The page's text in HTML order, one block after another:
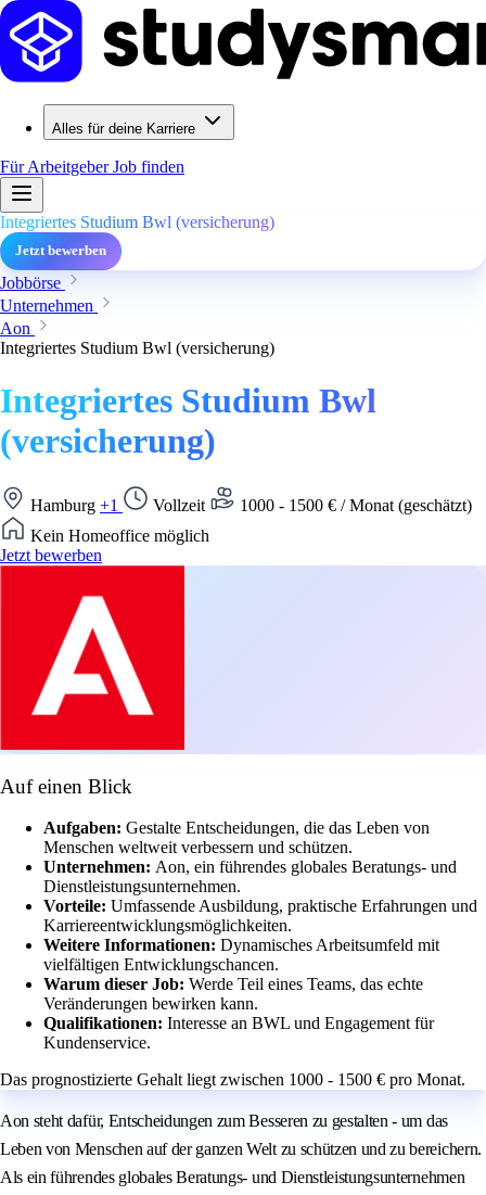
Alles für deine Karriere
Für ArbeitgeberJob finden
Integriertes Studium Bwl (versicherung)
Jetzt bewerben
Jobbörse
Unternehmen
Aon
Integriertes Studium Bwl (versicherung)
Integriertes Studium Bwl
(versicherung)
Hamburg +1 Vollzeit
1000 - 1500 € / Monat (geschätzt)
Kein Homeoffice möglich
Jetzt bewerben
Auf einen Blick
Aufgaben: Gestalte Entscheidungen, die das Leben von
Menschen weltweit verbessern und schützen.
Unternehmen: Aon, ein führendes globales Beratungs- und
Dienstleistungsunternehmen.
Vorteile: Umfassende Ausbildung, praktische Erfahrungen und
Karriereentwicklungsmöglichkeiten.
Weitere Informationen: Dynamisches Arbeitsumfeld mit
vielfältigen Entwicklungschancen.
Warum dieser Job: Werde Teil eines Teams, das echte
Veränderungen bewirken kann.
Qualifikationen: Interesse an BWL und Engagement für
Kundenservice.
Das prognostizierte Gehalt liegt zwischen 1000 - 1500 € pro Monat.
Aon steht dafür, Entscheidungen zum Besseren zu gestalten - um das
Leben von Menschen auf der ganzen Welt zu schützen und zu bereichern.
Als ein führendes globales Beratungs- und Dienstleistungsunternehmen